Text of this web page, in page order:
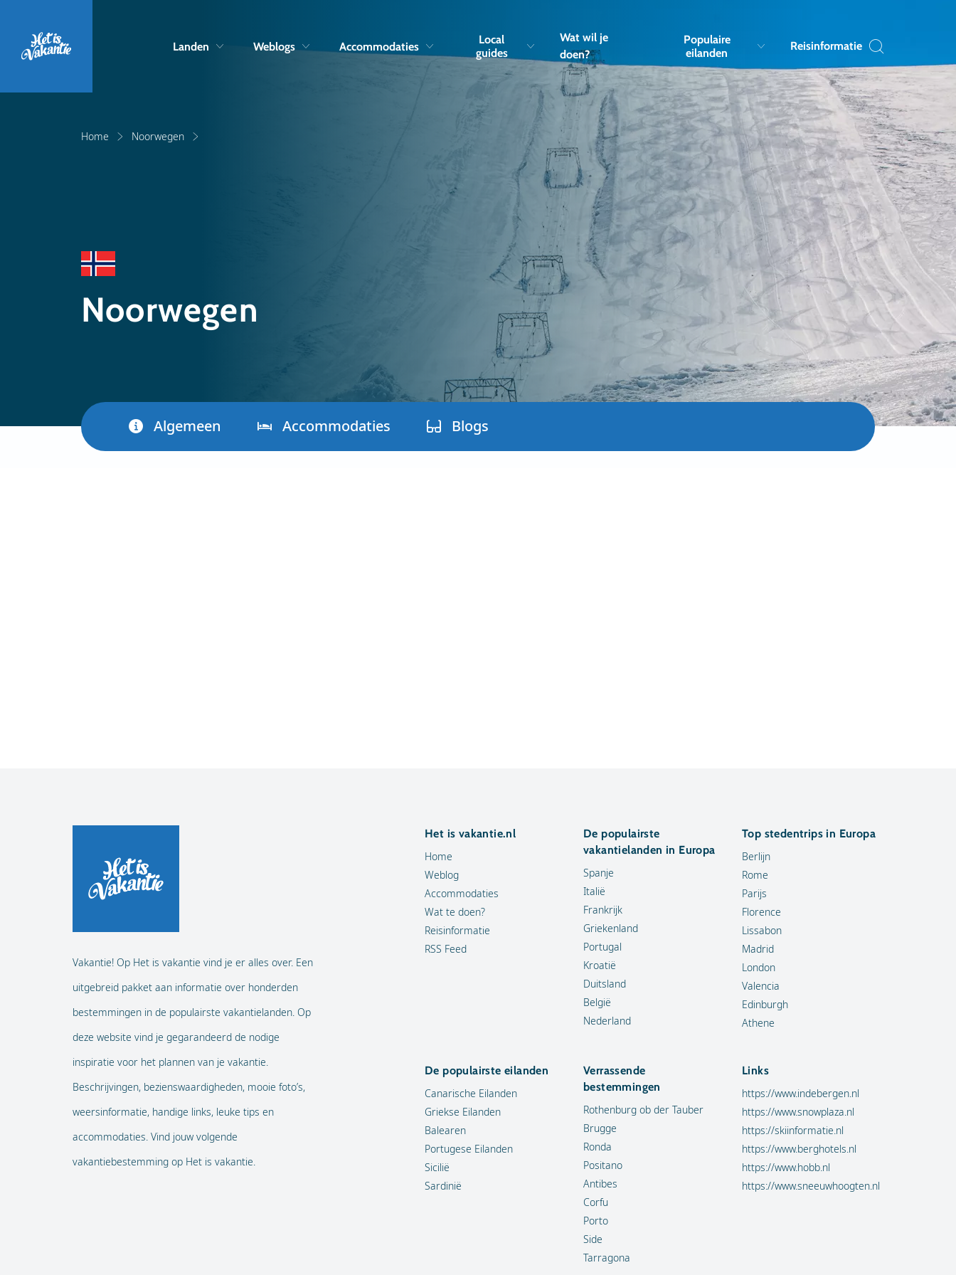
Landen Weblogs Accommodaties
Local
guides
Wat wil je
doen?
Populaire
eilanden
Reisinformatie
Home Noorwegen
Noorwegen
Algemeen Accommodaties Blogs
Vakantie! Op Het is vakantie vind je er alles over. Een
uitgebreid pakket aan informatie over honderden
bestemmingen in de populairste vakantielanden. Op
deze website vind je gegarandeerd de nodige
inspiratie voor het plannen van je vakantie.
Beschrijvingen, bezienswaardigheden, mooie foto’s,
weersinformatie, handige links, leuke tips en
accommodaties. Vind jouw volgende
vakantiebestemming op Het is vakantie.
Het is vakantie.nl
Home
Weblog
Accommodaties
Wat te doen?
Reisinformatie
RSS Feed
De populairste
vakantielanden in Europa
Spanje
Italië
Frankrijk
Griekenland
Portugal
Kroatië
Duitsland
België
Nederland
Top stedentrips in Europa
Berlijn
Rome
Parijs
Florence
Lissabon
Madrid
London
Valencia
Edinburgh
Athene
De populairste eilanden
Canarische Eilanden
Griekse Eilanden
Balearen
Portugese Eilanden
Sicilië
Sardinië
Verrassende
bestemmingen
Rothenburg ob der Tauber
Brugge
Ronda
Positano
Antibes
Corfu
Porto
Side
Tarragona
Links
https://www.indebergen.nl
https://www.snowplaza.nl
https://skiinformatie.nl
https://www.berghotels.nl
https://www.hobb.nl
https://www.sneeuwhoogten.nl